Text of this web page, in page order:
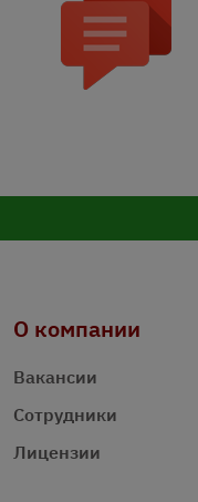
О компании
Вакансии
Сотрудники
Лицензии